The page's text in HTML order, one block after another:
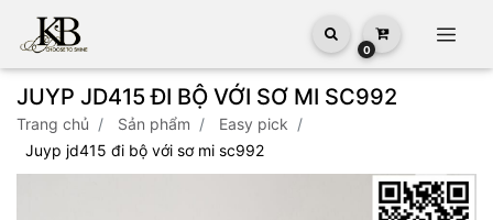
0
JUYP JD415 ĐI BỘ VỚI SƠ MI SC992
trang chủ sản phẩm
easy pick
juyp jd415 đi bộ với sơ mi sc992